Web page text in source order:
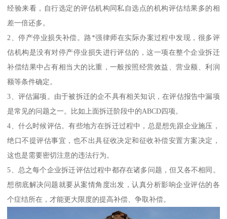
经验来看，自行选定的评估机构同私自选点的机构评估结果多的相
差一倍还多。
2、停产停业损失补偿。路*强律师在实际办案过程中发现，很多评
估机构是没有对停产停业损失进行评估的，这一项在整个企业拆迁
补偿结果中占有相当大的比重，一般按照经营效益、营业额、利润
额等条件确定。
3、评估漏项。由于被拆迁的企不具有相关知识，在评估报告中漏项
是常见的问题之一。比如上面拆迁阶段中的ABCD四项。
4、什么时候评估。有些地方在拆迁过程中，总是想先跟企业施压，
绝口不提评估事宜，也不出具征收决定和征收补偿安置方案决定，
这也是需要密切注意的违法行为。
5、总之每个企业拆迁评估过程中都存在诸多问题，但又各不相同。
想彻底解决问题就要从案情角度出发，认真分析影响企业评估的各
个症结所在，才能更大限度的提高补偿、争取补偿。